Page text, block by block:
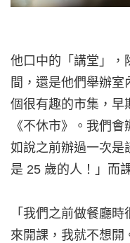
他口中的「講堂」，
間，還是他們舉辦
個很有趣的市集，早
《不休市》。我們
如說之前辦過一次是
是 25 歲的人！」而
「我們之前做餐廳
來開課，我就不想開